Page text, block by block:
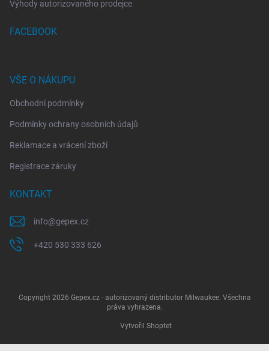
Výhody autorizovaného prodejce
FACEBOOK
VŠE O NÁKUPU
Obchodní podmínky
Podmínky ochrany osobních údajů
Reklamace a vrácení zboží
Registrace záruky
KONTAKT
info@gepex.cz
+420 530 333 626
Vytvořil Shoptet
Copyright 2026 Gepex.cz - autorizovaný distributor Milwaukee. Všechna
práva vyhrazena.